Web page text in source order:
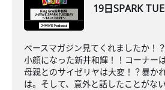
19日SPARK
ベースマガジン見てくれましたか！
小顔になった新井和輝！！コーナー
母親とのサイゼリヤは大変！？暴か
は。そして、意外と話したことがな